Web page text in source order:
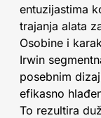
entuzijastima
trajanja alata
Osobine i
Irwin
posebnim
efikasno
To rezultira